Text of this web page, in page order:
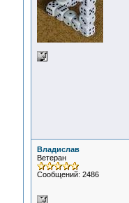
Владислав
Ветеран
Сообщений: 2486